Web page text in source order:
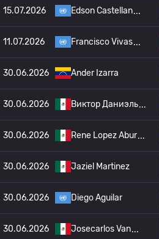
15.07.2026 Edson Castellan
11.07.2026 Francisco Vivas
30.06.2026 Ander Izarra
30.06.2026 Виктор Даниэль
30.06.2026 Rene Lopez Abur
30.06.2026 Jaziel Martinez
30.06.2026 Diego Aguilar
30.06.2026 Josecarlos Van